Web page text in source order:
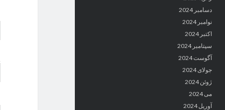
دسامبر 2024
نوامبر 2024
اکتبر 2024
سپتامبر 2024
آگوست 2024
جولای 2024
ژوئن 2024
می 2024
آوریل 2024